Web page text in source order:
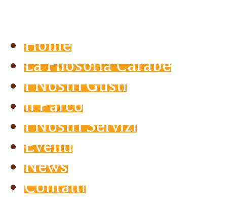
Home
La Filosofia Carabé
I Nostri Gusti
Il Parco
I Nostri Servizi
Eventi
News
Contatti